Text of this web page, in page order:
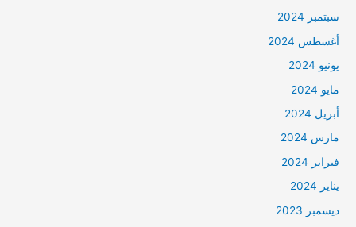
سبتمبر 2024
أغسطس 2024
يونيو 2024
مايو 2024
أبريل 2024
مارس 2024
فبراير 2024
يناير 2024
ديسمبر 2023